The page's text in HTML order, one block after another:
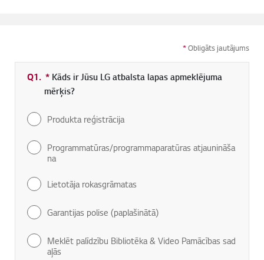
*Obligāts jautājums
Q1. * Obligāti aizpildāms lauks
Kāds ir Jūsu LG atbalsta lapas apmeklējuma
mērķis?
Produkta reģistrācija
Programmatūras/programmaparatūras atjaunināša
na
Lietotāja rokasgrāmatas
Garantijas polise (paplašinātā)
Meklēt palīdzību Bibliotēka & Video Pamācības sad
aļās